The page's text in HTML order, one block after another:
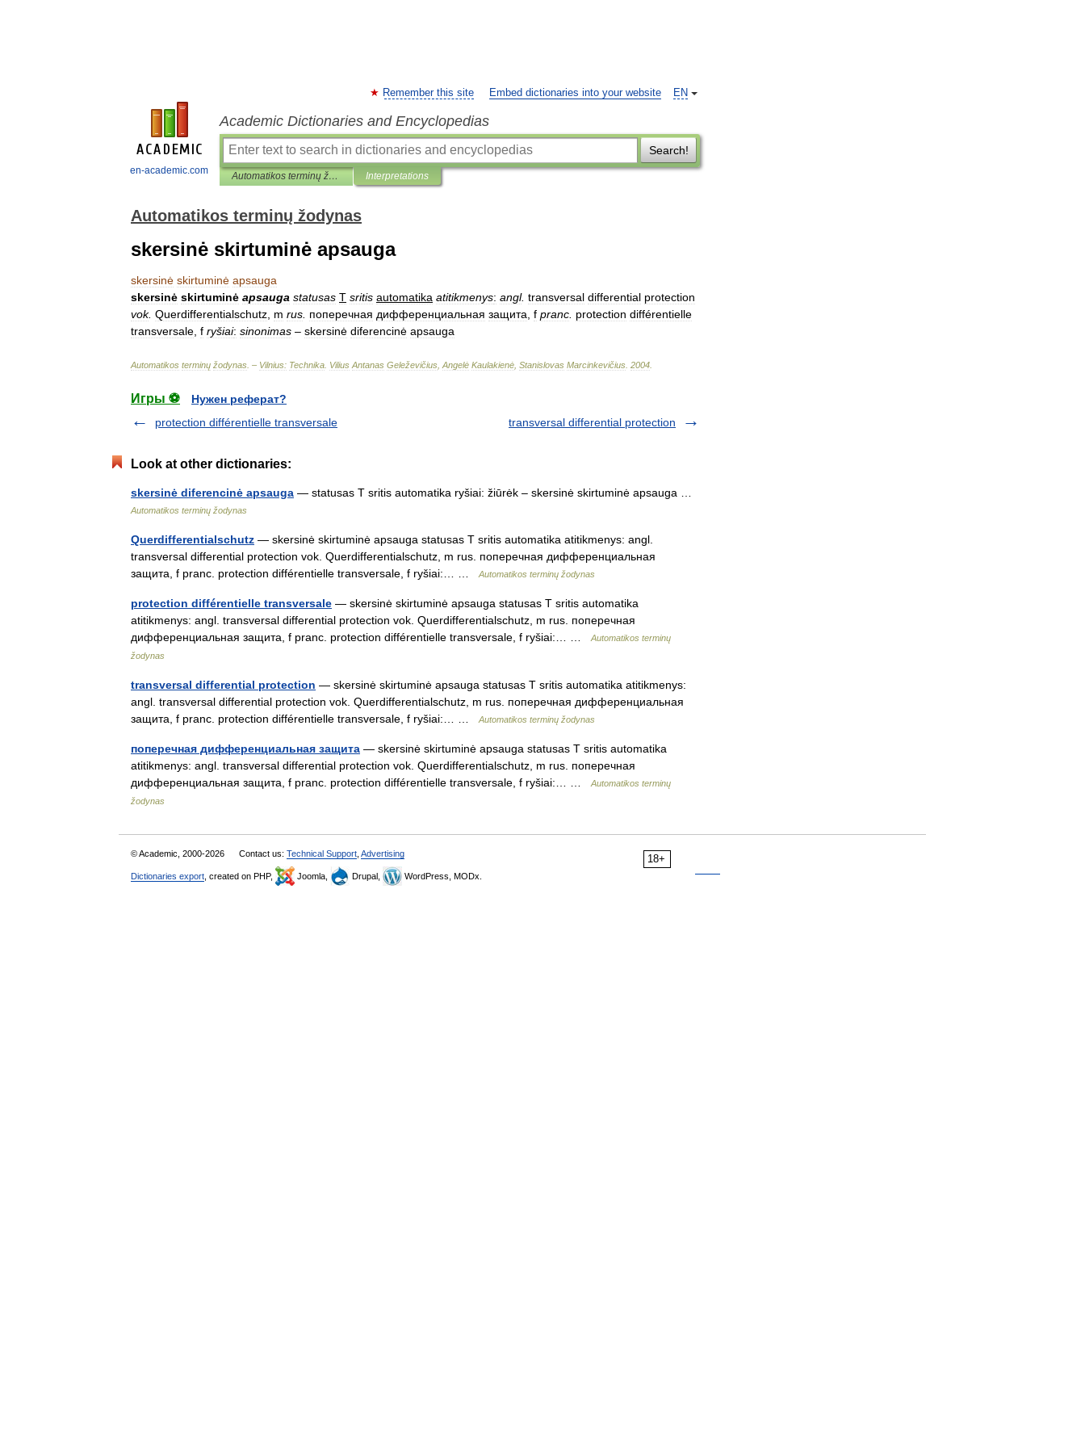
en-academic.com
EN
Remember this site Embed dictionaries into your website
Academic Dictionaries and Encyclopedias
Search!
Automatikos terminų žodynas Interpretations
Automatikos terminų žodynas
skersinė skirtuminė apsauga
skersinė skirtuminė apsauga
skersinė skirtuminė apsauga statusas T sritis automatika atitikmenys: angl. transversal differential protection
vok. Querdifferentialschutz m rus поперечная дифференциальная защита f pranc protection différentielle
transversale f ryšiai: sinonimas – skersinė diferencinė apsauga
Automatikos terminų žodynas . – Vilnius: Technika Vilius Antanas Geleževičius Angelė Kaulakienė Stanislovas Marcinkevičius 2004
Игры ⚽
Нужен реферат?
protection différentielle transversale
transversal differential protection
Look at other dictionaries:
skersinė diferencinė apsauga — statusas T sritis automatika ryšiai: žiūrėk – skersinė skirtuminė apsauga …
Automatikos terminų žodynas
Querdifferentialschutz — skersinė skirtuminė apsauga statusas T sritis automatika atitikmenys: angl.
transversal differential protection vok. Querdifferentialschutz, m rus. поперечная дифференциальная
защита, f pranc. protection différentielle transversale, f ryšiai:… …
Automatikos terminų žodynas
protection différentielle transversale — skersinė skirtuminė apsauga statusas T sritis automatika
atitikmenys: angl. transversal differential protection vok. Querdifferentialschutz, m rus. поперечная
дифференциальная защита, f pranc. protection différentielle transversale, f ryšiai:… …
Automatikos terminų
žodynas
transversal differential protection — skersinė skirtuminė apsauga statusas T sritis automatika atitikmenys:
angl. transversal differential protection vok. Querdifferentialschutz, m rus. поперечная дифференциальная
защита, f pranc. protection différentielle transversale, f ryšiai:… …
Automatikos terminų žodynas
поперечная дифференциальная защита — skersinė skirtuminė apsauga statusas T sritis automatika
atitikmenys: angl. transversal differential protection vok. Querdifferentialschutz, m rus. поперечная
дифференциальная защита, f pranc. protection différentielle transversale, f ryšiai:… …
Automatikos terminų
žodynas
18+
© Academic, 2000-2026 Contact us: Technical Support Advertising
Dictionaries export , created on PHP, Joomla, Drupal, WordPress, MODx.